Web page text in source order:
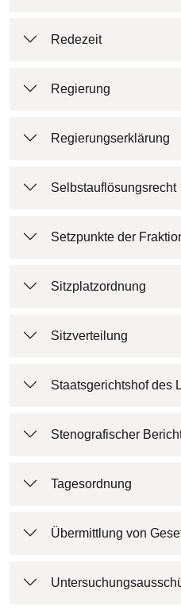
Redezeit
Regierung
Regierungserklärung
Selbstauflösungsrecht
Setzpunkte der
Sitzplatzordnung
Sitzverteilung
Staatsgerichtshof des
Stenografischer
Tagesordnung
Übermittlung von